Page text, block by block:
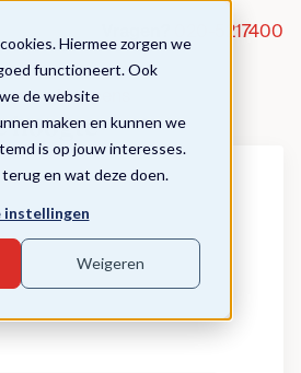
Hiermee zorgen we
functioneert. Ook
de website
maken en kunnen we
is op jouw interesses.
en wat deze doen.
instellingen
Weigeren
020-5217400
Happens
hoogte